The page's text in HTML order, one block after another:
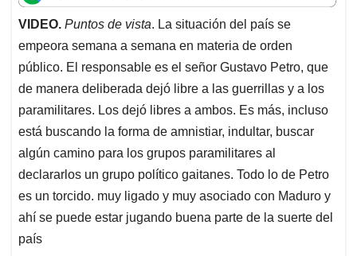
t
s
A
p
p
e
b
o
o
k
k
e
d
I
n
i
l
e
a
d
s
VIDEO. Puntos de vista. La situación del país se
empeora semana a semana en materia de orden
público. El responsable es el señor Gustavo Petro, que
de manera deliberada dejó libre a las guerrillas y a los
paramilitares. Los dejó libres a ambos. Es más, incluso
está buscando la forma de amnistiar, indultar, buscar
algún camino para los grupos paramilitares al
declararlos un grupo político gaitanes. Todo lo de Petro
es un torcido. muy ligado y muy asociado con Maduro y
ahí se puede estar jugando buena parte de la suerte del
país